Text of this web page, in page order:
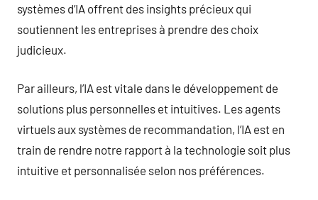
systèmes d’IA offrent des insights précieux qui
soutiennent les entreprises à prendre des choix
judicieux.
Par ailleurs, l’IA est vitale dans le développement de
solutions plus personnelles et intuitives. Les agents
virtuels aux systèmes de recommandation, l’IA est en
train de rendre notre rapport à la technologie soit plus
intuitive et personnalisée selon nos préférences.